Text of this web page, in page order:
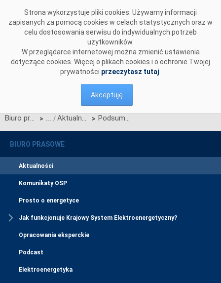
Strona wykorzystuje pliki cookies. Używamy informacji
zapisanych za pomocą cookies w celach statystycznych oraz w
celu dostosowania serwisu do indywidualnych potrzeb
użytkowników.
W przeglądarce internetowej można zmienić ustawienia
dotyczące cookies. Więcej o plikach cookies i o ochronie Twojej
prywatności przeczytasz tutaj
Akceptuję
Biuro prasowe > Aktualności > Podsumowanie działań związanych z wdrożeniem CSIRE w marcu
BIURO PRASOWE
Aktualności
Komunikaty OSP
Prosto o energetyce
Jak funkcjonuje Krajowy System Elektroenergetyczny?
Opracowania eksperckie
Podcast
Elektroenergetyka